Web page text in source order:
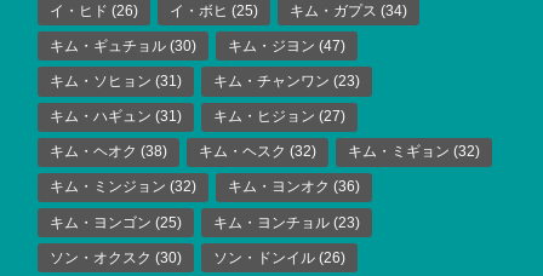
イ・ヒド (26) イ・ボヒ (25) キム・ガプス (34)
キム・ギュチョル (30) キム・ジヨン (47)
キム・ソヒョン (31) キム・チャンワン (23)
キム・ハギュン (31) キム・ヒジョン (27)
キム・ヘオク (38) キム・ヘスク (32) キム・ミギョン (32)
キム・ミンジョン (32) キム・ヨンオク (36)
キム・ヨンゴン (25) キム・ヨンチョル (23)
ソン・オクスク (30) ソン・ドンイル (26)